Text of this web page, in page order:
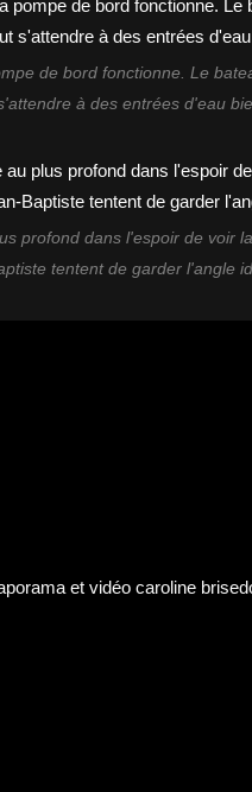
de bord fonctionne. Le
à des entrées d'eau
profond dans l'espoir de voir
tentent de garder l'angle